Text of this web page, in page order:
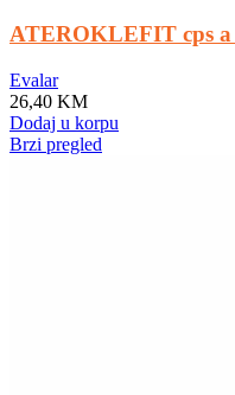
ATEROKLEFIT cps a
Evalar
26,40 KM
Dodaj u korpu
Brzi pregled